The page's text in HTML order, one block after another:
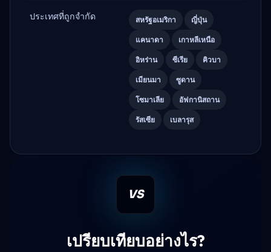
ประเทศที่ถูกจำกัด สหรัฐอเมริกา ญี่ปุ่น
แคนาดา เกาหลีเหนือ
อิหร่าน ซีเรีย คิวบา
เมียนมา ซูดาน
โซมาเลีย อัฟกานิสถาน
รัสเซีย เบลารุส
VS
เปรียบเทียบอย่างไร?